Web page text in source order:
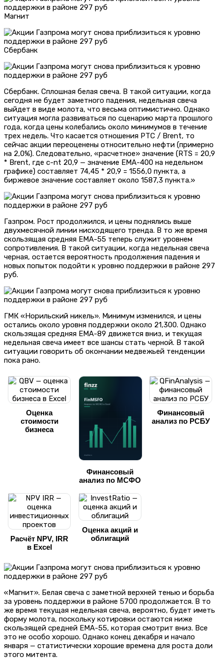
Магнит
Сбербанк
Сбербанк. Сплошная белая свеча. В такой ситуации, когда
сегодня не будет заметного падения, недельная свеча
выйдет в виде молота, что весьма оптимистично. Однако
ситуация могла развиваться по сценарию марта прошлого
года, когда цены колебались около минимумов в течение
трех недель. Что касается отношения РТС / Brent, то
сейчас акции переоценены относительно нефти (примерно
на 2,0%). Следовательно, «расчетное» значение (RTS = 20,9
* Brent, где c-nt 20,9 — значение EMA-400 на недельном
графике) составляет 74,45 * 20,9 = 1556,0 пункта, а
биржевое значение составляет около 1587,3 пункта.»
Газпром. Рост продолжился, и цены поднялись выше
двухмесячной линии нисходящего тренда. В то же время
скользящая средняя EMA-55 теперь служит уровнем
сопротивления. В такой ситуации, когда недельная свеча
черная, остается вероятность продолжения падения и
новых попыток подойти к уровню поддержки в районе 297
руб.
ГМК «Норильский никель». Минимум изменился, и цены
остались около уровня поддержки около 21,300. Однако
скользящая средняя EMA-89 движется вниз, и текущая
недельная свеча имеет все шансы стать черной. В такой
ситуации говорить об окончании медвежьей тенденции
пока рано.
Оценка
стоимости
бизнеса
Финансовый
анализ по МСФО
Финансовый
анализ по РСБУ
Расчёт NPV, IRR
в Excel
Оценка акций и
облигаций
«Магнит». Белая свеча с заметной верхней тенью и борьба
за уровень поддержки в районе 5700 продолжается. В то
же время текущая недельная свеча, вероятно, будет иметь
форму молота, поскольку котировки остаются ниже
скользящей средней EMA-55, которая смотрит вниз. Все
это не особо хорошо. Однако конец декабря и начало
января — статистически хорошие времена для роста доли
этого митента.